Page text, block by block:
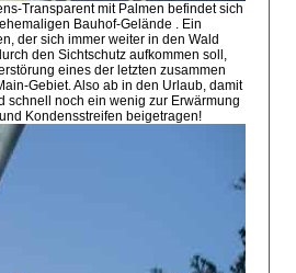
Transparent mit Palmen befindet sich
Bauhof-Gelände . Ein
der sich immer weiter in den Wald
den Sichtschutz aufkommen soll,
eines der letzten zusammen
Gebiet. Also ab in den Urlaub, damit
schnell noch ein wenig zur Erwärmung
Kondensstreifen beigetragen!